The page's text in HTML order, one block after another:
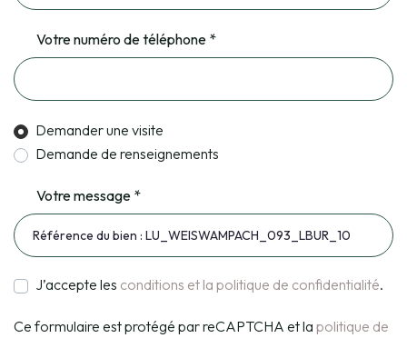
Votre numéro de téléphone *
Demander une visite
Demande de renseignements
Votre message *
J’accepte les conditions et la politique de confidentialité.
Ce formulaire est protégé par reCAPTCHA et la politique de